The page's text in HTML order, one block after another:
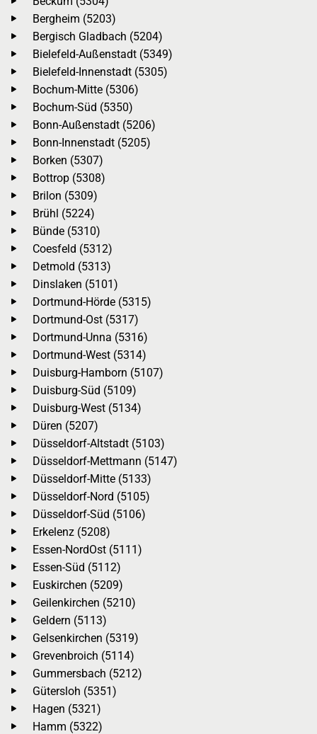
Bergheim (5203)
Bergisch Gladbach (5204)
Bielefeld-Außenstadt (5349)
Bielefeld-Innenstadt (5305)
Bochum-Mitte (5306)
Bochum-Süd (5350)
Bonn-Außenstadt (5206)
Bonn-Innenstadt (5205)
Borken (5307)
Bottrop (5308)
Brilon (5309)
Brühl (5224)
Bünde (5310)
Coesfeld (5312)
Detmold (5313)
Dinslaken (5101)
Dortmund-Hörde (5315)
Dortmund-Ost (5317)
Dortmund-Unna (5316)
Dortmund-West (5314)
Duisburg-Hamborn (5107)
Duisburg-Süd (5109)
Duisburg-West (5134)
Düren (5207)
Düsseldorf-Altstadt (5103)
Düsseldorf-Mettmann (5147)
Düsseldorf-Mitte (5133)
Düsseldorf-Nord (5105)
Düsseldorf-Süd (5106)
Erkelenz (5208)
Essen-NordOst (5111)
Essen-Süd (5112)
Euskirchen (5209)
Geilenkirchen (5210)
Geldern (5113)
Gelsenkirchen (5319)
Grevenbroich (5114)
Gummersbach (5212)
Gütersloh (5351)
Hagen (5321)
Hamm (5322)